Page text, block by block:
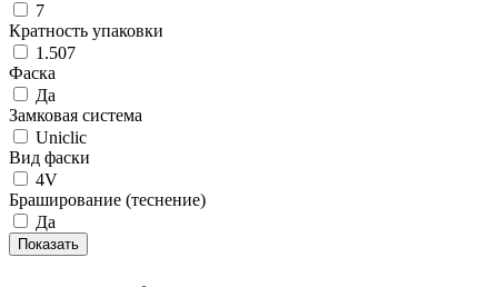
7
Кратность упаковки
1.507
Фаска
Да
Замковая система
Uniclic
Вид фаски
4V
Браширование (теснение)
Да